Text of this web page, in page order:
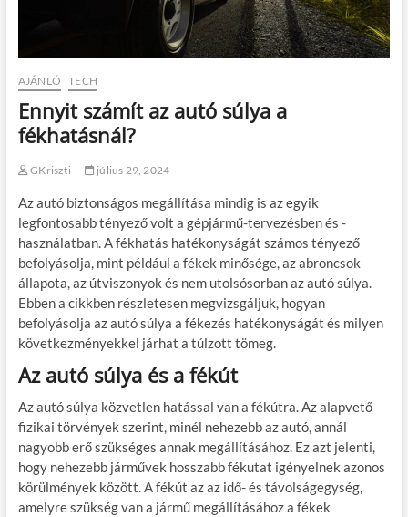
AJÁNLÓ TECH
Ennyit számít az autó súlya a
fékhatásnál?
GKriszti július 29, 2024
Az autó biztonságos megállítása mindig is az egyik
legfontosabb tényező volt a gépjármű-tervezésben és -
használatban. A fékhatás hatékonyságát számos tényező
befolyásolja, mint például a fékek minősége, az abroncsok
állapota, az útviszonyok és nem utolsósorban az autó súlya.
Ebben a cikkben részletesen megvizsgáljuk, hogyan
befolyásolja az autó súlya a fékezés hatékonyságát és milyen
következményekkel járhat a túlzott tömeg.
Az autó súlya és a fékút
Az autó súlya közvetlen hatással van a fékútra. Az alapvető
fizikai törvények szerint, minél nehezebb az autó, annál
nagyobb erő szükséges annak megállításához. Ez azt jelenti,
hogy nehezebb járművek hosszabb fékutat igényelnek azonos
körülmények között. A fékút az az idő- és távolságegység,
amelyre szükség van a jármű megállításához a fékek